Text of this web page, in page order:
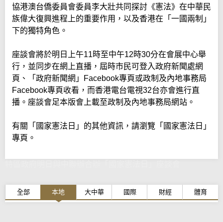
協港澳台僑委員會委員李大壯共同探討《憲法》在中華民
族偉大復興進程上的重要作用，以及香港在「一國兩制」
下的獨特角色。
座談會將於明日上午11時至中午12時30分在會展中心舉
行，並同步在網上直播，屆時市民可登入政府新聞處網
頁、「政府新聞網」Facebook專頁或政制及內地事務局
Facebook專頁收看，而香港電台電視32台亦會進行直
播。座談會足本版會上載至政制及內地事務局網站。
有關「國家憲法日」的其他資訊，請瀏覽「國家憲法日」
專頁。
全部 本地 大中華 國際 財經 體育